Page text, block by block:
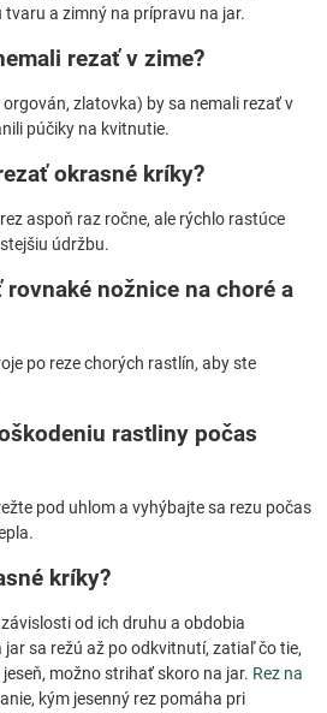
a zimný na prípravu na jar.
rezať v zime?
zlatovka) by sa nemali rezať v
púčiky na kvitnutie.
okrasné kríky?
aspoň raz ročne, ale rýchlo rastúce
údržbu.
nožnice na choré a
po reze chorých rastlín, aby ste
rastliny počas
pod uhlom a vyhýbajte sa rezu počas
kríky?
od ich druhu a obdobia
sa režú až po odkvitnutí, zatiaľ čo tie,
možno strihať skoro na jar. Rez na
kým jesenný rez pomáha pri